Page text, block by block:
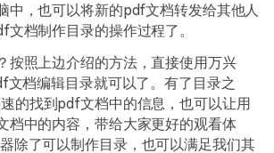
中，也可以将新的pdf文档转发给其他人
档制作目录的操作过程了。
按照上边介绍的方法，直接使用万兴
文档编辑目录就可以了。有了目录之
的找到pdf文档中的信息，也可以让用
档中的内容，带给大家更好的观看体
除了可以制作目录，也可以满足我们其